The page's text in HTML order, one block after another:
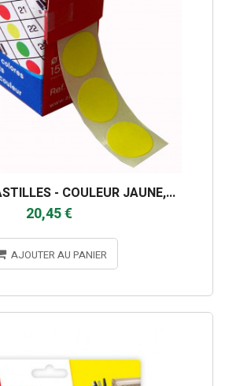
- COULEUR JAUNE,...
20,45 €
AJOUTER AU PANIER